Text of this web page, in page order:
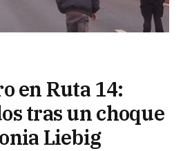
en Ruta 14:
tras un choque
Liebig